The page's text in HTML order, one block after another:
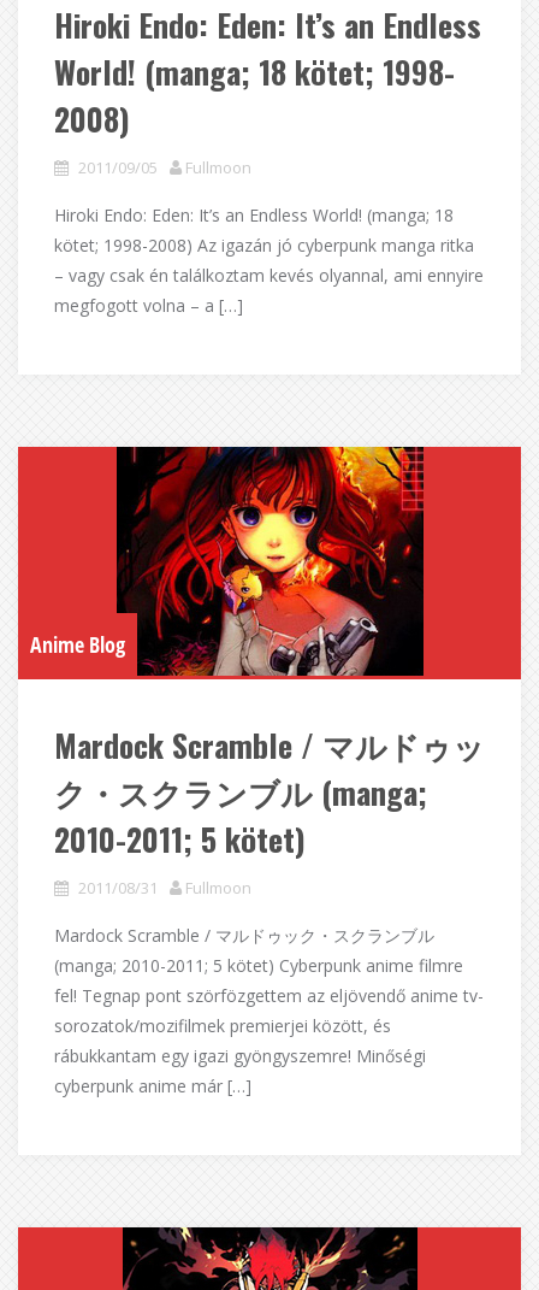
Hiroki Endo: Eden: It’s an Endless
World! (manga; 18 kötet; 1998-
2008)
2011/09/05 Fullmoon
Hiroki Endo: Eden: It’s an Endless World! (manga; 18
kötet; 1998-2008) Az igazán jó cyberpunk manga ritka
– vagy csak én találkoztam kevés olyannal, ami ennyire
megfogott volna – a […]
Anime Blog
Mardock Scramble / マルドゥッ
ク・スクランブル (manga;
2010-2011; 5 kötet)
2011/08/31 Fullmoon
Mardock Scramble / マルドゥック・スクランブル
(manga; 2010-2011; 5 kötet) Cyberpunk anime filmre
fel! Tegnap pont szörfözgettem az eljövendő anime tv-
sorozatok/mozifilmek premierjei között, és
rábukkantam egy igazi gyöngyszemre! Minőségi
cyberpunk anime már […]